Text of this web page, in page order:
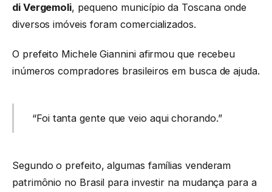
di Vergemoli, pequeno município da Toscana onde
diversos imóveis foram comercializados.
O prefeito Michele Giannini afirmou que recebeu
inúmeros compradores brasileiros em busca de ajuda.
“Foi tanta gente que veio aqui chorando.”
Segundo o prefeito, algumas famílias venderam
patrimônio no Brasil para investir na mudança para a